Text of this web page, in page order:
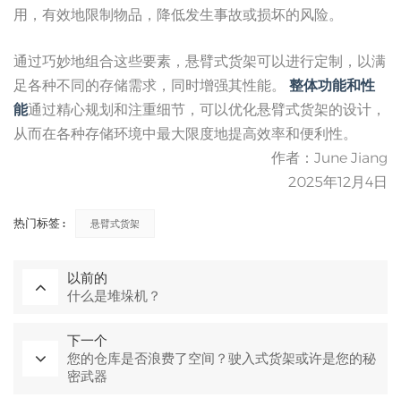
用，有效地限制物品，降低发生事故或损坏的风险。
通过巧妙地组合这些要素，悬臂式货架可以进行定制，以满
足各种不同的存储需求，同时增强其性能。 整体功能和性
能通过精心规划和注重细节，可以优化悬臂式货架的设计，
从而在各种存储环境中最大限度地提高效率和便利性。
作者：June Jiang
2025年12月4日
热门标签 : 悬臂式货架
以前的
什么是堆垛机？
下一个
您的仓库是否浪费了空间？驶入式货架或许是您的秘
密武器